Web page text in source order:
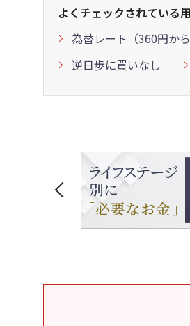
よくチェックされている
為替レート（360円か
逆日歩に買いなし